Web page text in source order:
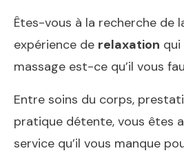
Êtes-vous à la recherche de
expérience de relaxation
massage est-ce qu’il vous
Entre soins du corps,
pratique détente, vous êtes
service qu’il vous manque